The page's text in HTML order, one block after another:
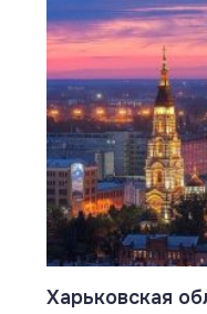
Харьковская